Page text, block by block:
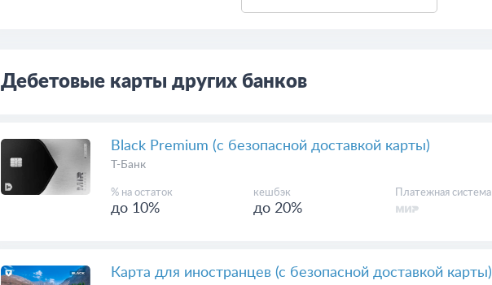
Дебетовые карты других банков
Black Premium (с безопасной доставкой карты)
Т-Банк
% на остаток
до 10%
кешбэк
до 20%
Платежная система
Карта для иностранцев (с безопасной доставкой карты)